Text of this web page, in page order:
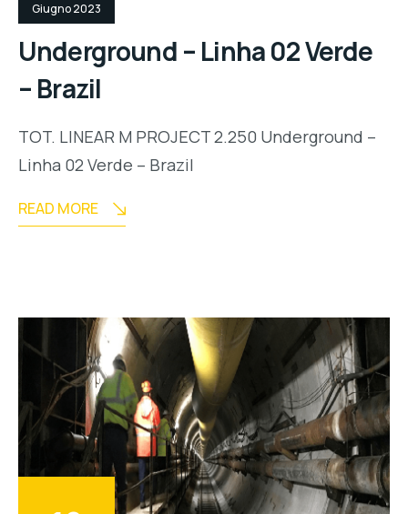
Giugno 2023
Underground – Linha 02 Verde
– Brazil
TOT. LINEAR M PROJECT 2.250 Underground –
Linha 02 Verde – Brazil
READ MORE